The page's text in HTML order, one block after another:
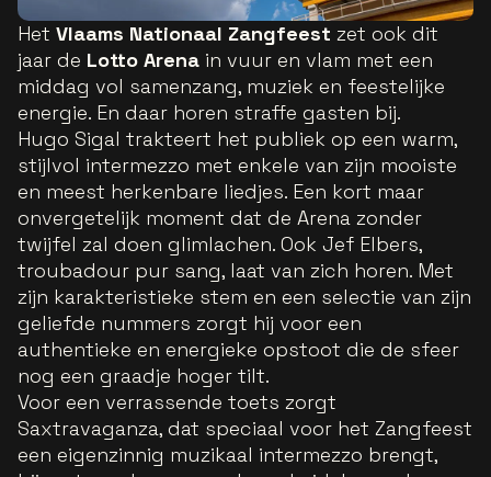
Het Vlaams Nationaal Zangfeest zet ook dit
jaar de Lotto Arena in vuur en vlam met een
middag vol samenzang, muziek en feestelijke
energie. En daar horen straffe gasten bij.
Hugo Sigal trakteert het publiek op een warm,
stijlvol intermezzo met enkele van zijn mooiste
en meest herkenbare liedjes. Een kort maar
onvergetelijk moment dat de Arena zonder
twijfel zal doen glimlachen. Ook Jef Elbers,
troubadour pur sang, laat van zich horen. Met
zijn karakteristieke stem en een selectie van zijn
geliefde nummers zorgt hij voor een
authentieke en energieke opstoot die de sfeer
nog een graadje hoger tilt.
Voor een verrassende toets zorgt
Saxtravaganza, dat speciaal voor het Zangfeest
een eigenzinnig muzikaal intermezzo brengt,